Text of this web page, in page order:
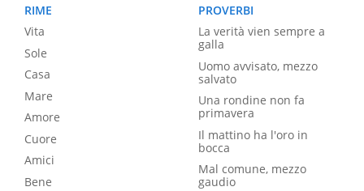
RIME
Vita
Sole
Casa
Mare
Amore
Cuore
Amici
Bene
PROVERBI
La verità vien sempre a
galla
Uomo avvisato, mezzo
salvato
Una rondine non fa
primavera
Il mattino ha l'oro in
bocca
Mal comune, mezzo
gaudio